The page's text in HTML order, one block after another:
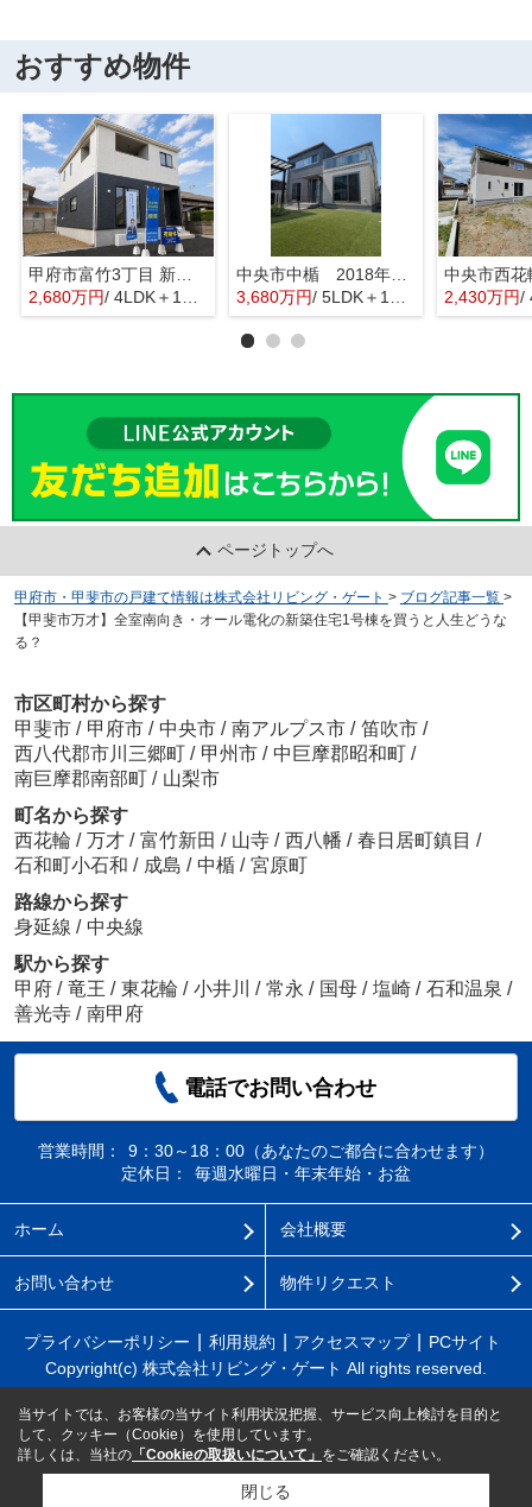
おすすめ物件
甲府市富竹3丁目 新築全3棟 3号棟 南西道路・車並列3台
2,680万円/ 4LDK＋1S(納戸)
中央市中楯 2018年築中古戸建 セキスイハイム施工 太陽光パネル
3,680万円/ 5LDK＋1S(納戸) 2,430万円/
ページトップへ
甲府市・甲斐市の戸建て情報は株式会社リビング・ゲート > ブログ記事一覧 >
【甲斐市万才】全室南向き・オール電化の新築住宅1号棟を買うと人生どうな
る？
市区町村から探す
甲斐市 / 甲府市 / 中央市 / 南アルプス市 / 笛吹市 /
西八代郡市川三郷町 / 甲州市 / 中巨摩郡昭和町 /
南巨摩郡南部町 / 山梨市
町名から探す
西花輪 / 万才 / 富竹新田 / 山寺 / 西八幡 / 春日居町鎮目 /
石和町小石和 / 成島 / 中楯 / 宮原町
路線から探す
身延線 / 中央線
駅から探す
甲府 / 竜王 / 東花輪 / 小井川 / 常永 / 国母 / 塩崎 / 石和温泉 /
善光寺 / 南甲府
電話でお問い合わせ
営業時間：
9：30～18：00（あなたのご都合に合わせます）
定休日：
毎週水曜日・年末年始・お盆
ホーム 会社概要
お問い合わせ 物件リクエスト
プライバシーポリシー 利用規約 アクセスマップ
PCサイト
Copyright(c) 株式会社リビング・ゲート All rights reserved.
当サイトでは、お客様の当サイト利用状況把握、サービス向上検討を目的と
して、クッキー（Cookie）を使用しています。
詳しくは、当社の 「Cookieの取扱いについて」 をご確認ください。
閉じる